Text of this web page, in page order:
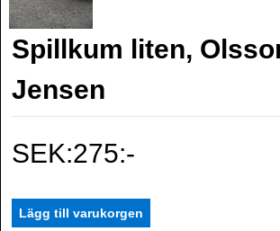
Spillkum liten,
Jensen
SEK:275:-